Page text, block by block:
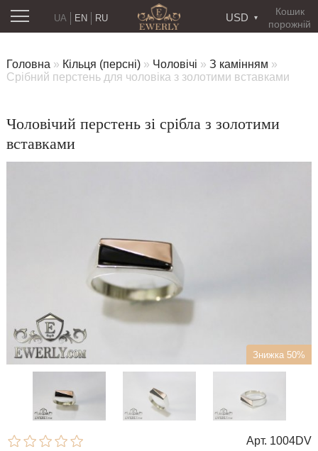
Кошик
порожній
USD
RU
UA EN
Головна » Кільця (персні) » Чоловічі » З камінням »
Срібний перстень для чоловіка з золотими вставками
Чоловічий перстень зі срібла з золотими
вставками
Знижка 50%
Арт. 1004DV